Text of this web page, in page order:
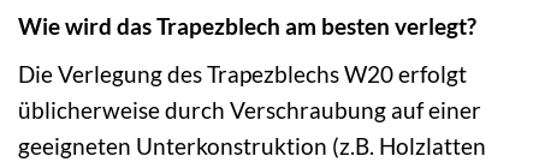
Wie wird das Trapezblech am besten verlegt?
Die Verlegung des Trapezblechs W20 erfolgt
üblicherweise durch Verschraubung auf einer
geeigneten Unterkonstruktion (z.B. Holzlatten